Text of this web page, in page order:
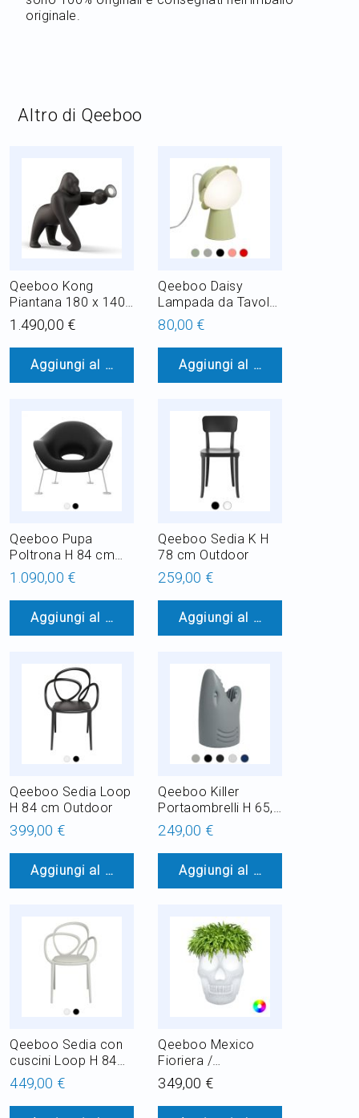
originale.
Altro di Qeeboo
Qeeboo Kong
Piantana 180 x 140
cm LED 13-18W
IP65 anche per
esterno
1.490,00 €
Aggiungi al Carrello
Qeeboo Daisy
Lampada da Tavolo
1 x G9 H 19,5 cm
80,00 €
Aggiungi al Carrello
Qeeboo Pupa
Poltrona H 84 cm
Cromato
1.090,00 €
Aggiungi al Carrello
Qeeboo Sedia K H
78 cm Outdoor
259,00 €
Aggiungi al Carrello
Qeeboo Sedia Loop
H 84 cm Outdoor
399,00 €
Aggiungi al Carrello
Qeeboo Killer
Portaombrelli H 65,5
cm
249,00 €
Aggiungi al Carrello
Qeeboo Sedia con
cuscini Loop H 84
cm
449,00 €
Qeeboo Mexico
Fioriera /
Refrigeratore per
Champagne
Luminoso H 45 cm
349,00 €